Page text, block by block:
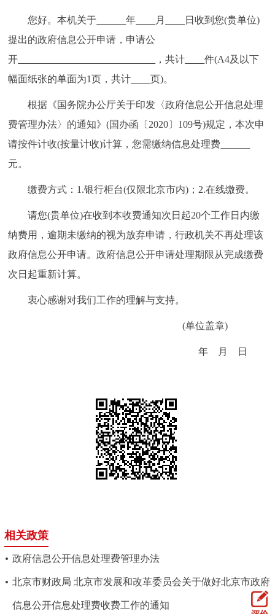
您好。本机关于 年 月
日收到您(贵单位)
提出的政府信息公开申请，申请公
开
，共计
件(A4及以下
幅面纸张的单面为1页，共计
页)。
根据《国务院办公厅关于印发〈政府信息公开信息处理
费管理办法〉的通知》(国办函〔2020〕109号)规定，本次申
请按件计收(按量计收)计算，您需缴纳信息处理费
元。
缴费方式：1.银行柜台(仅限北京市内)；2.在线缴费。
请您(贵单位)在收到本收费通知次日起20个工作日内缴
纳费用，逾期未缴纳的视为放弃申请，行政机关不再处理该
政府信息公开申请。政府信息公开申请处理期限从完成缴费
次日起重新计算。
衷心感谢对我们工作的理解与支持。
(单位盖章)
年 月 日
相关政策
政府信息公开信息处理费管理办法
北京市财政局 北京市发展和改革委员会关于做好北京市政府
信息公开信息处理费收费工作的通知